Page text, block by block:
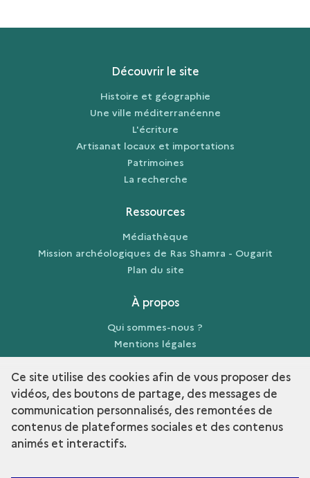
Découvrir le site
Histoire et géographie
Une ville méditerranéenne
L'écriture
Artisanat locaux et importations
Patrimoines
La recherche
Ressources
Médiathèque
Mission archéologiques de Ras Shamra - Ougarit
Plan du site
À propos
Qui sommes-nous ?
Mentions légales
Crédits
Découvrir la collection
Ce site utilise des cookies afin de vous proposer des
vidéos, des boutons de partage, des messages de
communication personnalisés, des remontées de
contenus de plateformes sociales et des contenus
animés et interactifs.